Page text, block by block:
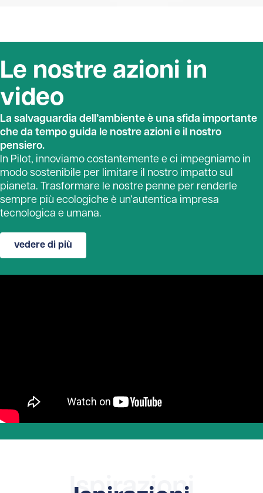
Le nostre azioni in
video
La salvaguardia dell’ambiente è una sfida importante
che da tempo guida le nostre azioni e il nostro
pensiero.
In Pilot, innoviamo costantemente e ci impegniamo in
modo sostenibile per limitare il nostro impatto sul
pianeta. Trasformare le nostre penne per renderle
sempre più ecologiche è un’autentica impresa
tecnologica e umana.
vedere di più